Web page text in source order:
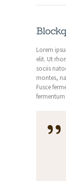
Lorem
elit. Ut
sociis
montes,
Fusce